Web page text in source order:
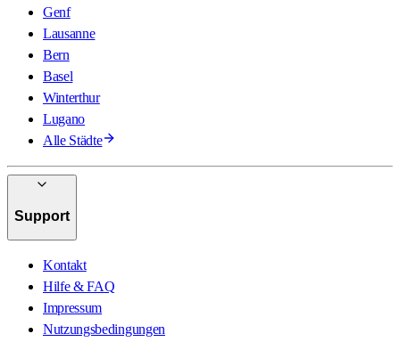
Genf
Lausanne
Bern
Basel
Winterthur
Lugano
Alle Städte
Support
Kontakt
Hilfe & FAQ
Impressum
Nutzungsbedingungen